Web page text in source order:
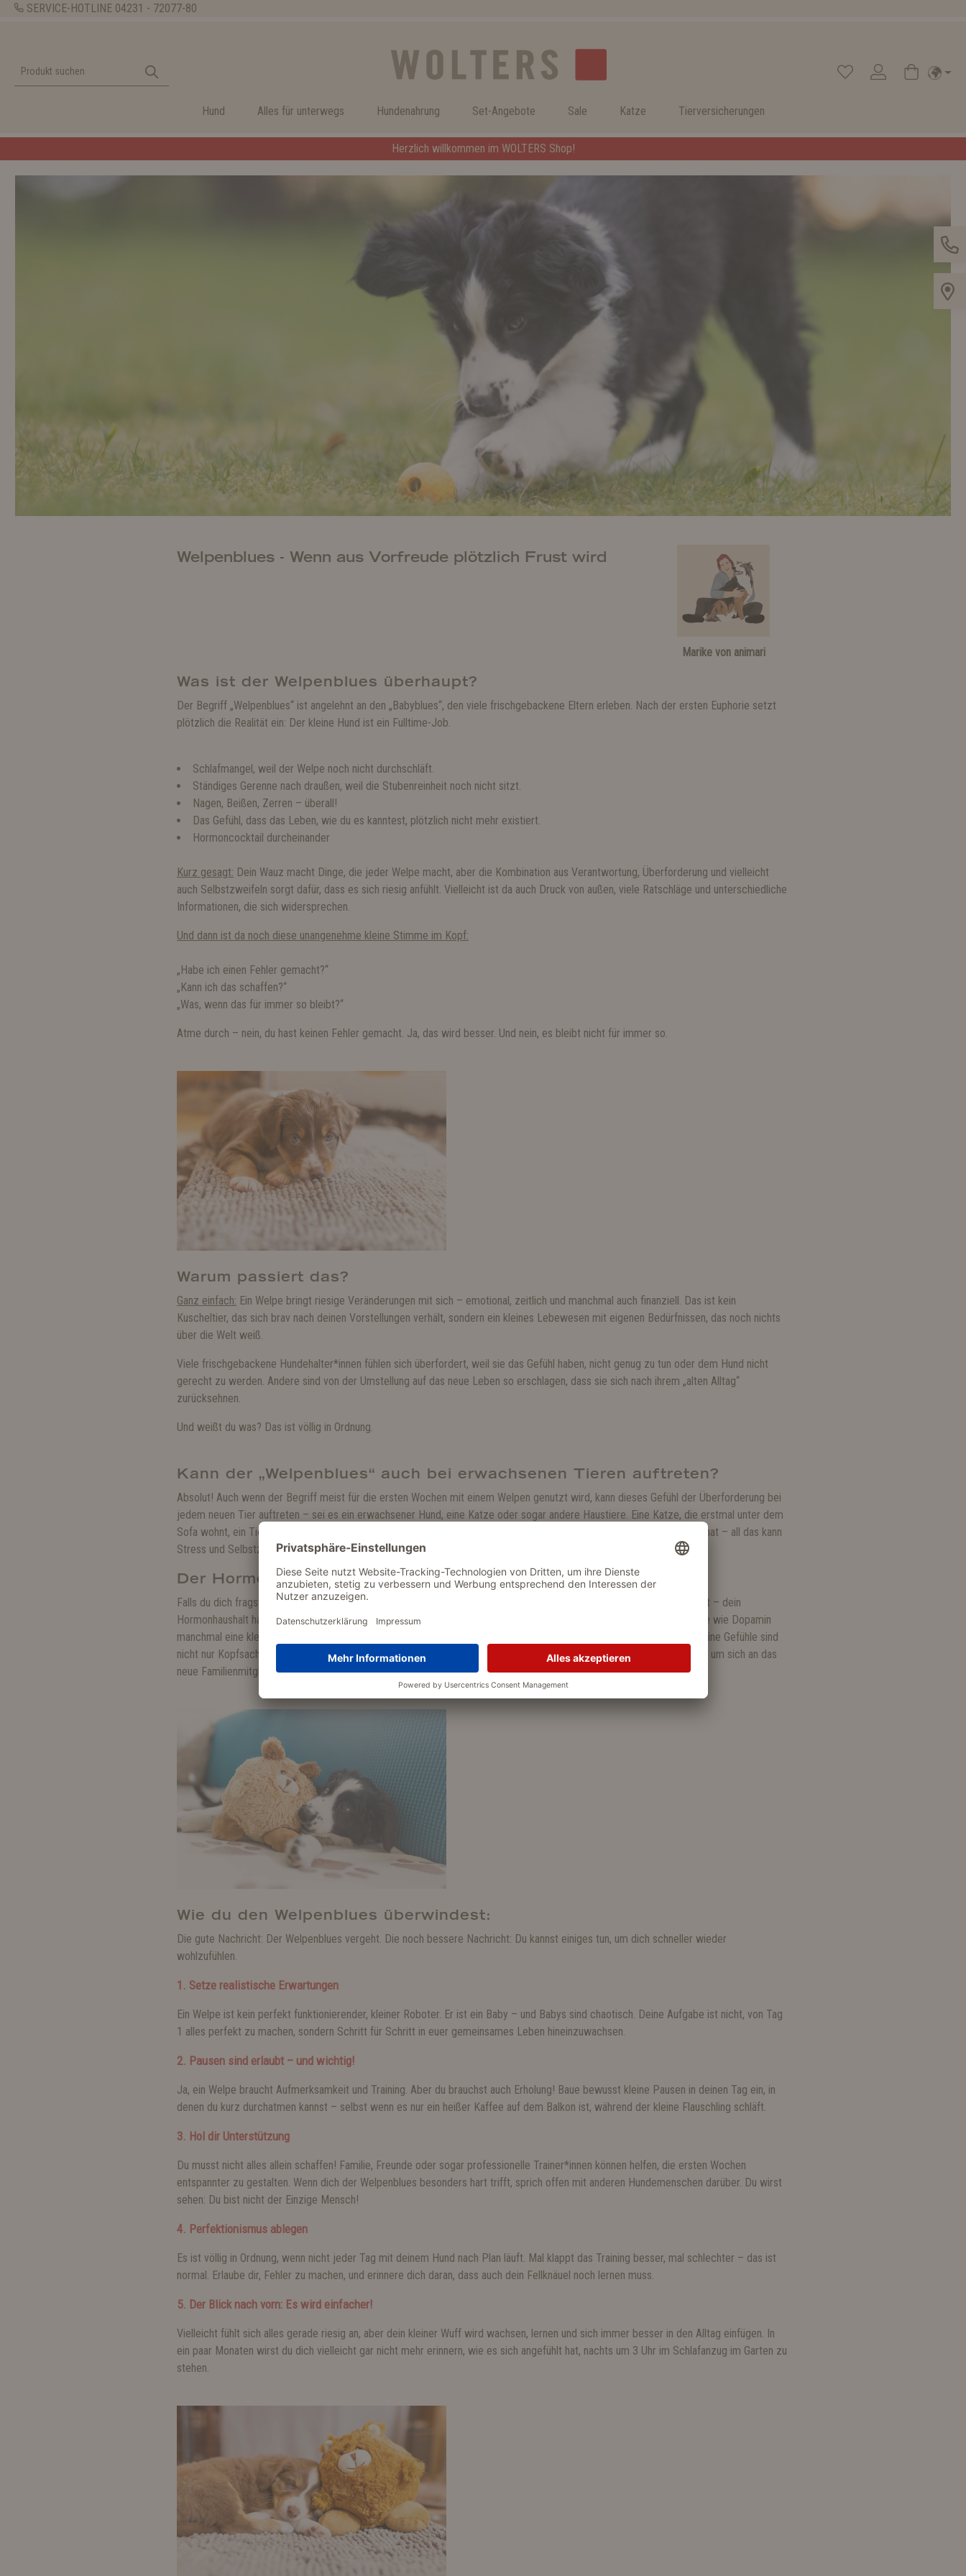
SERVICE-HOTLINE 04231 - 72077-80
Hund Alles für unterwegs Hundenahrung Set-Angebote Sale Katze Tierversicherungen
Herzlich willkommen im WOLTERS Shop!
Welpenblues - Wenn aus Vorfreude plötzlich Frust wird
Marike von animari
Was ist der Welpenblues überhaupt?
Der Begriff „Welpenblues“ ist angelehnt an den „Babyblues“, den viele frischgebackene Eltern erleben. Nach der ersten Euphorie setzt
plötzlich die Realität ein: Der kleine Hund ist ein Fulltime-Job.
Schlafmangel, weil der Welpe noch nicht durchschläft.
Ständiges Gerenne nach draußen, weil die Stubenreinheit noch nicht sitzt.
Nagen, Beißen, Zerren – überall!
Das Gefühl, dass das Leben, wie du es kanntest, plötzlich nicht mehr existiert.
Hormoncocktail durcheinander
Kurz gesagt: Dein Wauz macht Dinge, die jeder Welpe macht, aber die Kombination aus Verantwortung, Überforderung und vielleicht
auch Selbstzweifeln sorgt dafür, dass es sich riesig anfühlt. Vielleicht ist da auch Druck von außen, viele Ratschläge und unterschiedliche
Informationen, die sich widersprechen.
Und dann ist da noch diese unangenehme kleine Stimme im Kopf:
„Habe ich einen Fehler gemacht?“
„Kann ich das schaffen?“
„Was, wenn das für immer so bleibt?“
Atme durch – nein, du hast keinen Fehler gemacht. Ja, das wird besser. Und nein, es bleibt nicht für immer so.
Warum passiert das?
Ganz einfach: Ein Welpe bringt riesige Veränderungen mit sich – emotional, zeitlich und manchmal auch finanziell. Das ist kein
Kuscheltier, das sich brav nach deinen Vorstellungen verhält, sondern ein kleines Lebewesen mit eigenen Bedürfnissen, das noch nichts
über die Welt weiß.
Viele frischgebackene Hundehalter*innen fühlen sich überfordert, weil sie das Gefühl haben, nicht genug zu tun oder dem Hund nicht
gerecht zu werden. Andere sind von der Umstellung auf das neue Leben so erschlagen, dass sie sich nach ihrem „alten Alltag“
zurücksehnen.
Und weißt du was? Das ist völlig in Ordnung.
Kann der „Welpenblues“ auch bei erwachsenen Tieren auftreten?
Absolut! Auch wenn der Begriff meist für die ersten Wochen mit einem Welpen genutzt wird, kann dieses Gefühl der Überforderung bei
jedem neuen Tier auftreten – sei es ein erwachsener Hund, eine Katze oder sogar andere Haustiere. Eine Katze, die erstmal unter dem
Sofa wohnt, ein Tierschutzhund, der Angst vor allem hat, oder ein Vierbeiner, der ganz anders ist, als man es erwartet hat – all das kann
Stress und Selbstzweifel auslösen.
Der Hormonhaushalt spielt auch eine Rolle!
Falls du dich fragst, warum du so emotional auf die ersten Wochen mit deinem neuen Hund oder deiner Katze reagierst – dein
Hormonhaushalt hat da ein Wörtchen mitzureden. Stresshormone wie Cortisol können steigen, während Glückshormone wie Dopamin
manchmal eine kleine Durststrecke haben. Schlafmangel und emotionale Anspannung tun ihr Übriges.
Deine Gefühle sind
nicht nur Kopfsache, sondern auch biochemisch völlig normal! Gib dir also Zeit – Körper und Geist brauchen eine Weile, um sich an das
neue Familienmitglied zu gewöhnen.
Wie du den Welpenblues überwindest:
Die gute Nachricht: Der Welpenblues vergeht. Die noch bessere Nachricht: Du kannst einiges tun, um dich schneller wieder
wohlzufühlen.
1. Setze realistische Erwartungen
Ein Welpe ist kein perfekt funktionierender, kleiner Roboter. Er ist ein Baby – und Babys sind chaotisch. Deine Aufgabe ist nicht, von Tag
1 alles perfekt zu machen, sondern Schritt für Schritt in euer gemeinsames Leben hineinzuwachsen.
2. Pausen sind erlaubt – und wichtig!
Ja, ein Welpe braucht Aufmerksamkeit und Training. Aber du brauchst auch Erholung! Baue bewusst kleine Pausen in deinen Tag ein, in
denen du kurz durchatmen kannst – selbst wenn es nur ein heißer Kaffee auf dem Balkon ist, während der kleine Flauschling schläft.
3. Hol dir Unterstützung
Du musst nicht alles allein schaffen! Familie, Freunde oder sogar professionelle Trainer*innen können helfen, die ersten Wochen
entspannter zu gestalten. Wenn dich der Welpenblues besonders hart trifft, sprich offen mit anderen Hundemenschen darüber. Du wirst
sehen: Du bist nicht der Einzige Mensch!
4. Perfektionismus ablegen
Es ist völlig in Ordnung, wenn nicht jeder Tag mit deinem Hund nach Plan läuft. Mal klappt das Training besser, mal schlechter – das ist
normal. Erlaube dir, Fehler zu machen, und erinnere dich daran, dass auch dein Fellknäuel noch lernen muss.
5. Der Blick nach vorn: Es wird einfacher!
Vielleicht fühlt sich alles gerade riesig an, aber dein kleiner Wuff wird wachsen, lernen und sich immer besser in den Alltag einfügen. In
ein paar Monaten wirst du dich vielleicht gar nicht mehr erinnern, wie es sich angefühlt hat, nachts um 3 Uhr im Schlafanzug im Garten zu
stehen.